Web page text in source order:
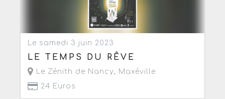
Le samedi 3 juin 2023
LE TEMPS DU RÊVE
Le Zénith de Nancy, Maxéville
24 Euros